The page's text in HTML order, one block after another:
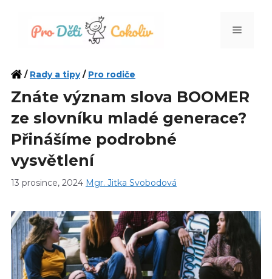
Menu
/ Rady a tipy/ Pro rodiče
Znáte význam slova BOOMER
ze slovníku mladé generace?
Přinášíme podrobné
vysvětlení
13 prosince, 2024 Mgr. Jitka Svobodová